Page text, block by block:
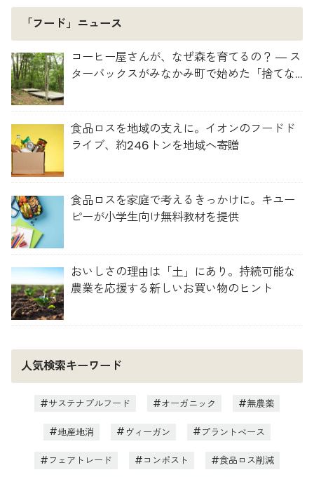
「フード」ニュース
コーヒー屋さんが、なぜ森を育てるの？ ― ス
ターバックスがみなかみ町で始めた「捨てな
食品ロスを地域の支えに。イオンのフードド
ライブ、約246トンを地域へ寄贈
食品ロスを家庭で考えるきっかけに。キユー
ピーが小学生向け無料教材を提供
おいしさの理由は「土」にあり。持続可能な
農業を応援する新しいお買い物のヒント
人気検索キーワード
サステナブルフード オーガニック 無農薬
地産地消 ヴィーガン プラントベース
フェアトレード コンポスト 食品ロス削減